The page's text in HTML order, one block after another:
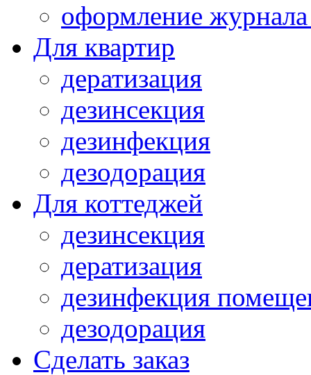
оформление журнала
Для квартир
дератизация
дезинсекция
дезинфекция
дезодорация
Для коттеджей
дезинсекция
дератизация
дезинфекция
дезодорация
Сделать заказ